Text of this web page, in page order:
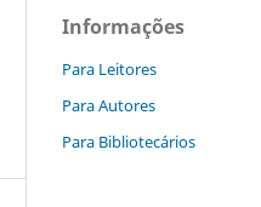
Informações
Para Leitores
Para Autores
Para Bibliotecários